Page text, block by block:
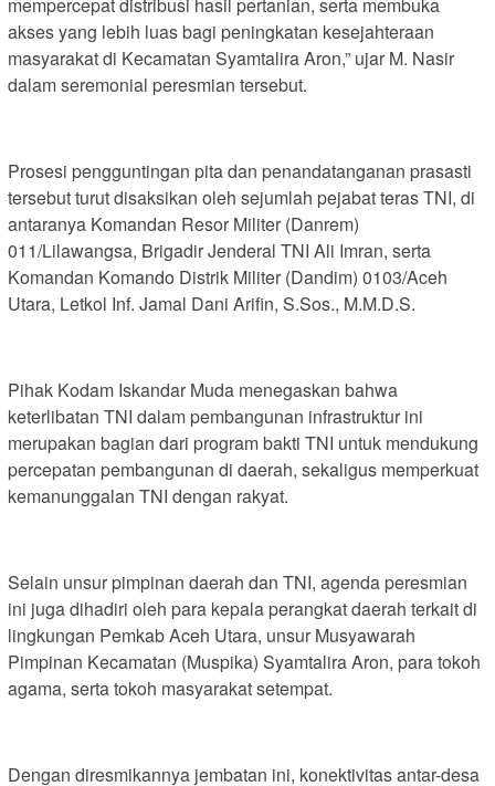
mempercepat distribusi hasil pertanian, serta membuka
akses yang lebih luas bagi peningkatan kesejahteraan
masyarakat di Kecamatan Syamtalira Aron,” ujar M. Nasir
dalam seremonial peresmian tersebut.
Prosesi pengguntingan pita dan penandatanganan prasasti
tersebut turut disaksikan oleh sejumlah pejabat teras TNI, di
antaranya Komandan Resor Militer (Danrem)
011/Lilawangsa, Brigadir Jenderal TNI Ali Imran, serta
Komandan Komando Distrik Militer (Dandim) 0103/Aceh
Utara, Letkol Inf. Jamal Dani Arifin, S.Sos., M.M.D.S.
Pihak Kodam Iskandar Muda menegaskan bahwa
keterlibatan TNI dalam pembangunan infrastruktur ini
merupakan bagian dari program bakti TNI untuk mendukung
percepatan pembangunan di daerah, sekaligus memperkuat
kemanunggalan TNI dengan rakyat.
Selain unsur pimpinan daerah dan TNI, agenda peresmian
ini juga dihadiri oleh para kepala perangkat daerah terkait di
lingkungan Pemkab Aceh Utara, unsur Musyawarah
Pimpinan Kecamatan (Muspika) Syamtalira Aron, para tokoh
agama, serta tokoh masyarakat setempat.
Dengan diresmikannya jembatan ini, konektivitas antar-desa